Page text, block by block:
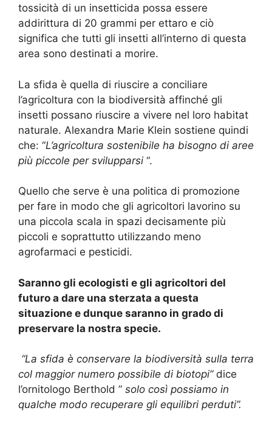
tossicità di un insetticida possa essere
addirittura di 20 grammi per ettaro e ciò
significa che tutti gli insetti all’interno di questa
area sono destinati a morire.
La sfida è quella di riuscire a conciliare
l’agricoltura con la biodiversità affinché gli
insetti possano riuscire a vivere nel loro habitat
naturale. Alexandra Marie Klein sostiene quindi
che: “L’agricoltura sostenibile ha bisogno di aree
più piccole per svilupparsi “.
Quello che serve è una politica di promozione
per fare in modo che gli agricoltori lavorino su
una piccola scala in spazi decisamente più
piccoli e soprattutto utilizzando meno
agrofarmaci e pesticidi.
Saranno gli ecologisti e gli agricoltori del
futuro a dare una sterzata a questa
situazione e dunque saranno in grado di
preservare la nostra specie.
“La sfida è conservare la biodiversità sulla terra
col maggior numero possibile di biotopi”dice
l’ornitologo Berthold ” solo così possiamo in
qualche modo recuperare gli equilibri perduti”.